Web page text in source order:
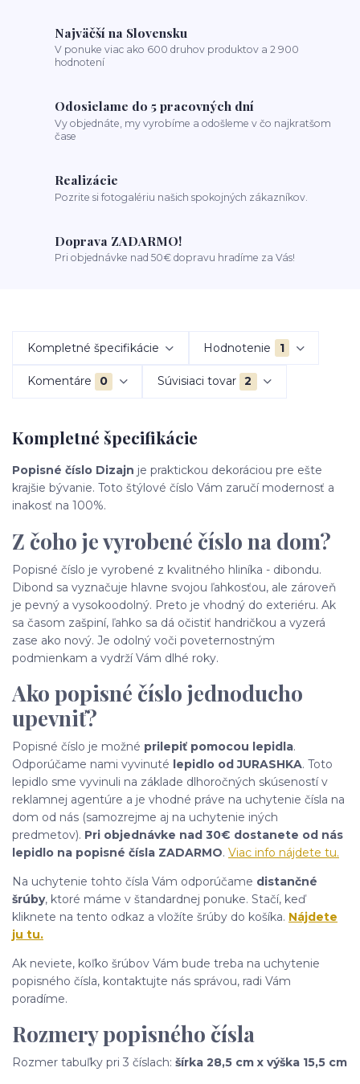
Najväčší na Slovensku
V ponuke viac ako 600 druhov produktov a 2 900
hodnotení
Odosielame do 5 pracovných dní
Vy objednáte, my vyrobíme a odošleme v čo najkratšom
čase
Realizácie
Pozrite si fotogalériu našich spokojných zákazníkov.
Doprava ZADARMO!
Pri objednávke nad 50€ dopravu hradíme za Vás!
Kompletné špecifikácie Hodnotenie 1
Komentáre 0 Súvisiaci tovar 2
Kompletné špecifikácie
Popisné číslo Dizajn je praktickou dekoráciou pre ešte
krajšie bývanie. Toto štýlové číslo Vám zaručí modernosť a
inakosť na 100%.
Z čoho je vyrobené číslo na dom?
Popisné číslo je vyrobené z kvalitného hliníka - dibondu.
Dibond sa vyznačuje hlavne svojou ľahkosťou, ale zároveň
je pevný a vysokoodolný. Preto je vhodný do exteriéru. Ak
sa časom zašpiní, ľahko sa dá očistiť handričkou a vyzerá
zase ako nový. Je odolný voči poveternostným
podmienkam a vydrží Vám dlhé roky.
Ako popisné číslo jednoducho
upevniť?
Popisné číslo je možné prilepiť pomocou lepidla.
Odporúčame nami vyvinuté lepidlo od JURASHKA. Toto
lepidlo sme vyvinuli na základe dlhoročných skúseností v
reklamnej agentúre a je vhodné práve na uchytenie čísla na
dom od nás (samozrejme aj na uchytenie iných
predmetov). Pri objednávke nad 30€ dostanete od nás
lepidlo na popisné čísla ZADARMO. Viac info nájdete tu.
Na uchytenie tohto čísla Vám odporúčame distančné
šrúby, ktoré máme v štandardnej ponuke. Stačí, keď
kliknete na tento odkaz a vložíte šrúby do košíka. Nájdete
ju tu.
Ak neviete, koľko šrúbov Vám bude treba na uchytenie
popisného čísla, kontaktujte nás správou, radi Vám
poradíme.
Rozmery popisného čísla
Rozmer tabuľky pri 3 číslach: šírka 28,5 cm x výška 15,5 cm